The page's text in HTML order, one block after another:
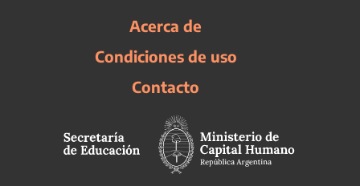
Acerca de
Condiciones de uso
Contacto